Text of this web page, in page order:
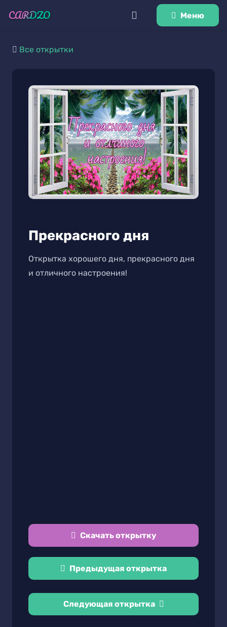
Меню
Все открытки
Прекрасного дня
Открытка хорошего дня, прекрасного дня
и отличного настроения!
Скачать открытку
Предыдущая открытка
Следующая открытка